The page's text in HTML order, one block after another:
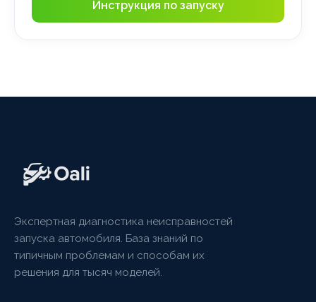
Инструкция по запуску
Экспертная диагностика неисправностей
запуска автомобиля. База знаний по
типичным проблемам и способам их
решения для тысяч моделей.